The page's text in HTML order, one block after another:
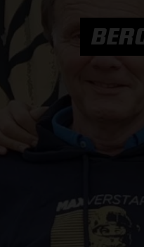
PODCAST F1